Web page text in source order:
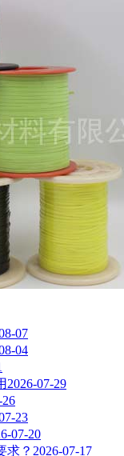
07
04
2026-07-29
26
23
07-20
求？ 2026-07-17